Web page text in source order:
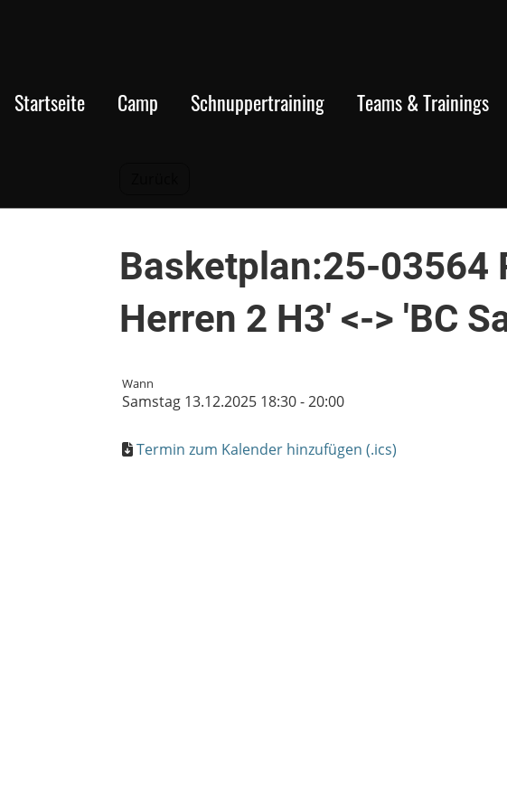
Startseite Camp Schnuppertraining Teams & Trainings
Basketplan:25-03564
Herren 2 H3' <-> 'BC
Wann
Samstag 13.12.2025 18:30 - 20:00
Termin zum Kalender hinzufügen (.ics)